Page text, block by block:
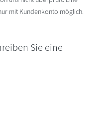
mit Kundenkonto möglich.
Sie eine